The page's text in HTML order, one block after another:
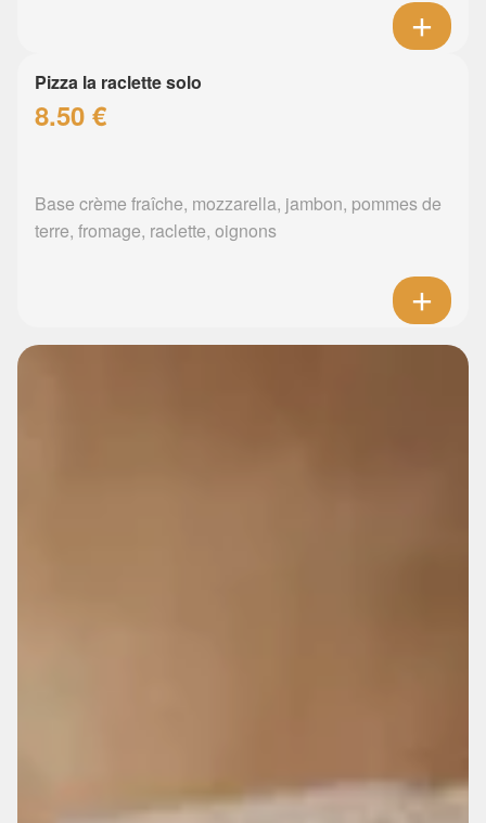
Pizza la raclette solo
8.50 €
Base crème fraîche, mozzarella, jambon, pommes de
terre, fromage, raclette, oignons